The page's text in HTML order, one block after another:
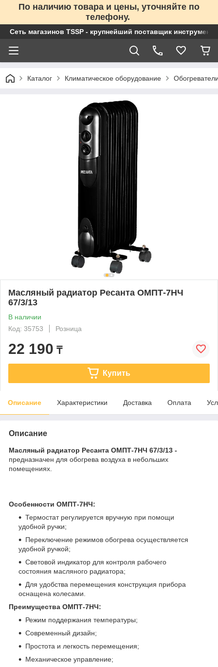
По наличию товара и цены, уточняйте по
телефону.
Сеть магазинов TSSP - крупнейший поставщик
Каталог Климатическое оборудование
Масляный радиатор Ресанта ОМПТ-7НЧ
67/3/13
В наличии
Код: 35753
Розница
22 190 ₸
Купить
Описание Характеристики Доставка Оплата
Описание
Масляный радиатор Ресанта ОМПТ-7НЧ 67/3/13 -
предназначен для обогрева воздуха в небольших
помещениях.
Особенности ОМПТ-7НЧ:
Термостат регулируется вручную при помощи
удобной ручки;
Переключение режимов обогрева осуществляется
удобной ручкой;
Световой индикатор для контроля рабочего
состояния масляного радиатора;
Для удобства перемещения конструкция прибора
оснащена колесами.
Преимущества ОМПТ-7НЧ:
Режим поддержания температуры;
Современный дизайн;
Простота и легкость перемещения;
Механическое управление;